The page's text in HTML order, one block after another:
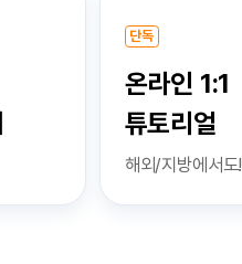
단독
온라인 1:1
튜토리얼
해외/지방에서도!